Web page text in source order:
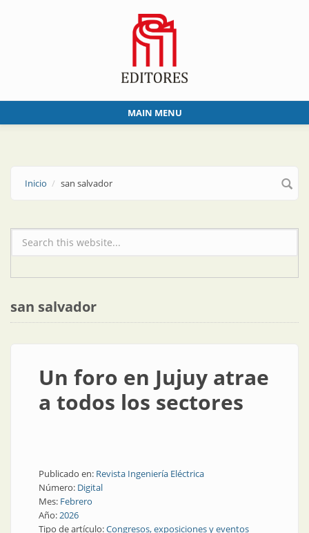
MAIN MENU
Inicio san salvador
Formulario de búsqueda
san salvador
Un foro en Jujuy atrae
a todos los sectores
Publicado en: Revista Ingeniería Eléctrica
Número: Digital
Mes: Febrero
Año:2026
Tipo de artículo:Congresos, exposiciones y eventos